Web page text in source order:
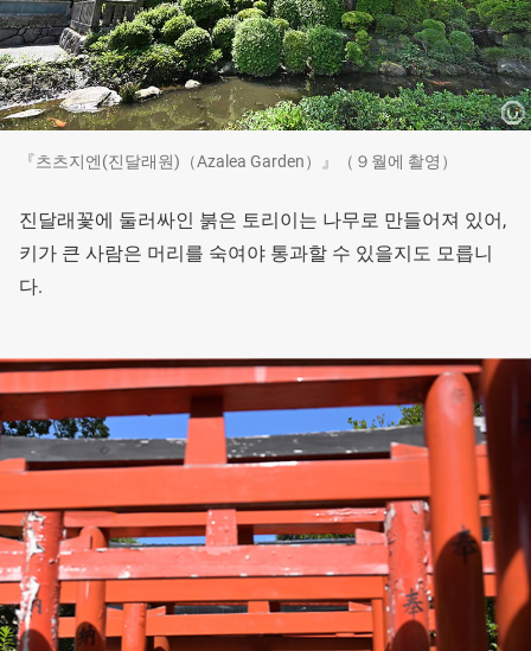
『츠츠지엔(진달래원)（Azalea Garden）』（９월에 촬영）
진달래꽃에 둘러싸인 붉은 토리이는 나무로 만들어져 있어,
키가 큰 사람은 머리를 숙여야 통과할 수 있을지도 모릅니
다.